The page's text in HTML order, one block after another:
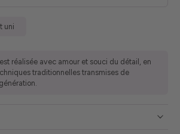
uni
réalisée avec amour et souci du détail, en
traditionnelles transmises de